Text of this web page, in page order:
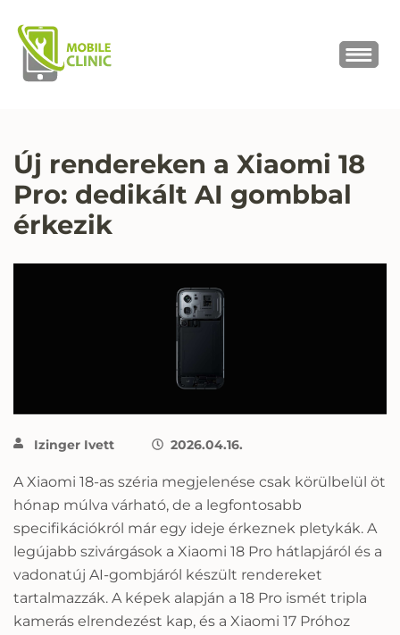
Új rendereken a Xiaomi 18
Pro: dedikált AI gombbal
érkezik
Izinger Ivett 2026.04.16.
A Xiaomi 18-as széria megjelenése csak körülbelül öt
hónap múlva várható, de a legfontosabb
specifikációkról már egy ideje érkeznek pletykák. A
legújabb szivárgások a Xiaomi 18 Pro hátlapjáról és a
vadonatúj AI-gombjáról készült rendereket
tartalmazzák. A képek alapján a 18 Pro ismét tripla
kamerás elrendezést kap, és a Xiaomi 17 Próhoz